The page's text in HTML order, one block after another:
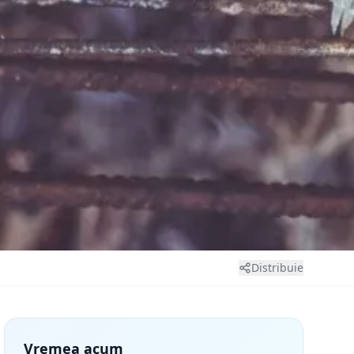
Distribuie
Vremea acum